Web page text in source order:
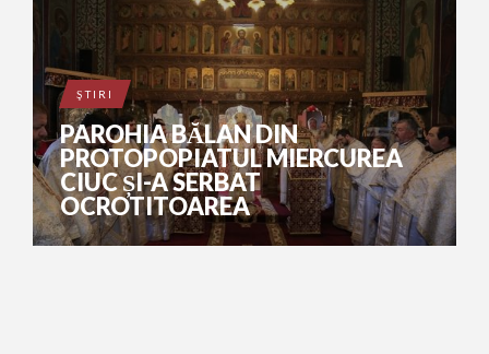
ŞTIRI
PAROHIA BĂLAN DIN
PROTOPOPIATUL MIERCUREA
CIUC ȘI-A SERBAT
OCROTITOAREA